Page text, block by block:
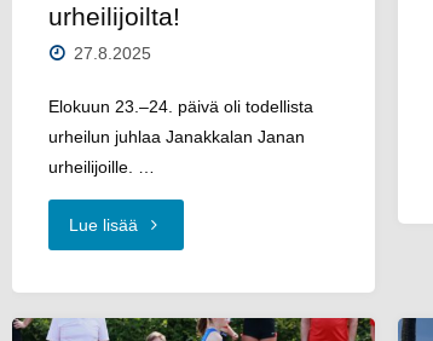
urheilijoilta!
27.8.2025
Elokuun 23.–24. päivä oli todellista
urheilun juhlaa Janakkalan Janan
urheilijoille. …
Lue lisää"Hienoja
elokuisena